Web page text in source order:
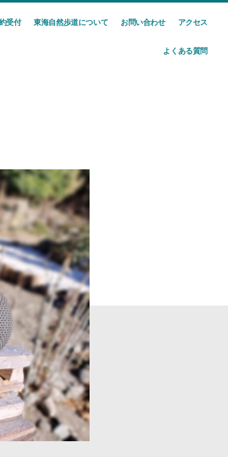
受付 東海自然歩道について お問い合わせ アクセス
よくある質問